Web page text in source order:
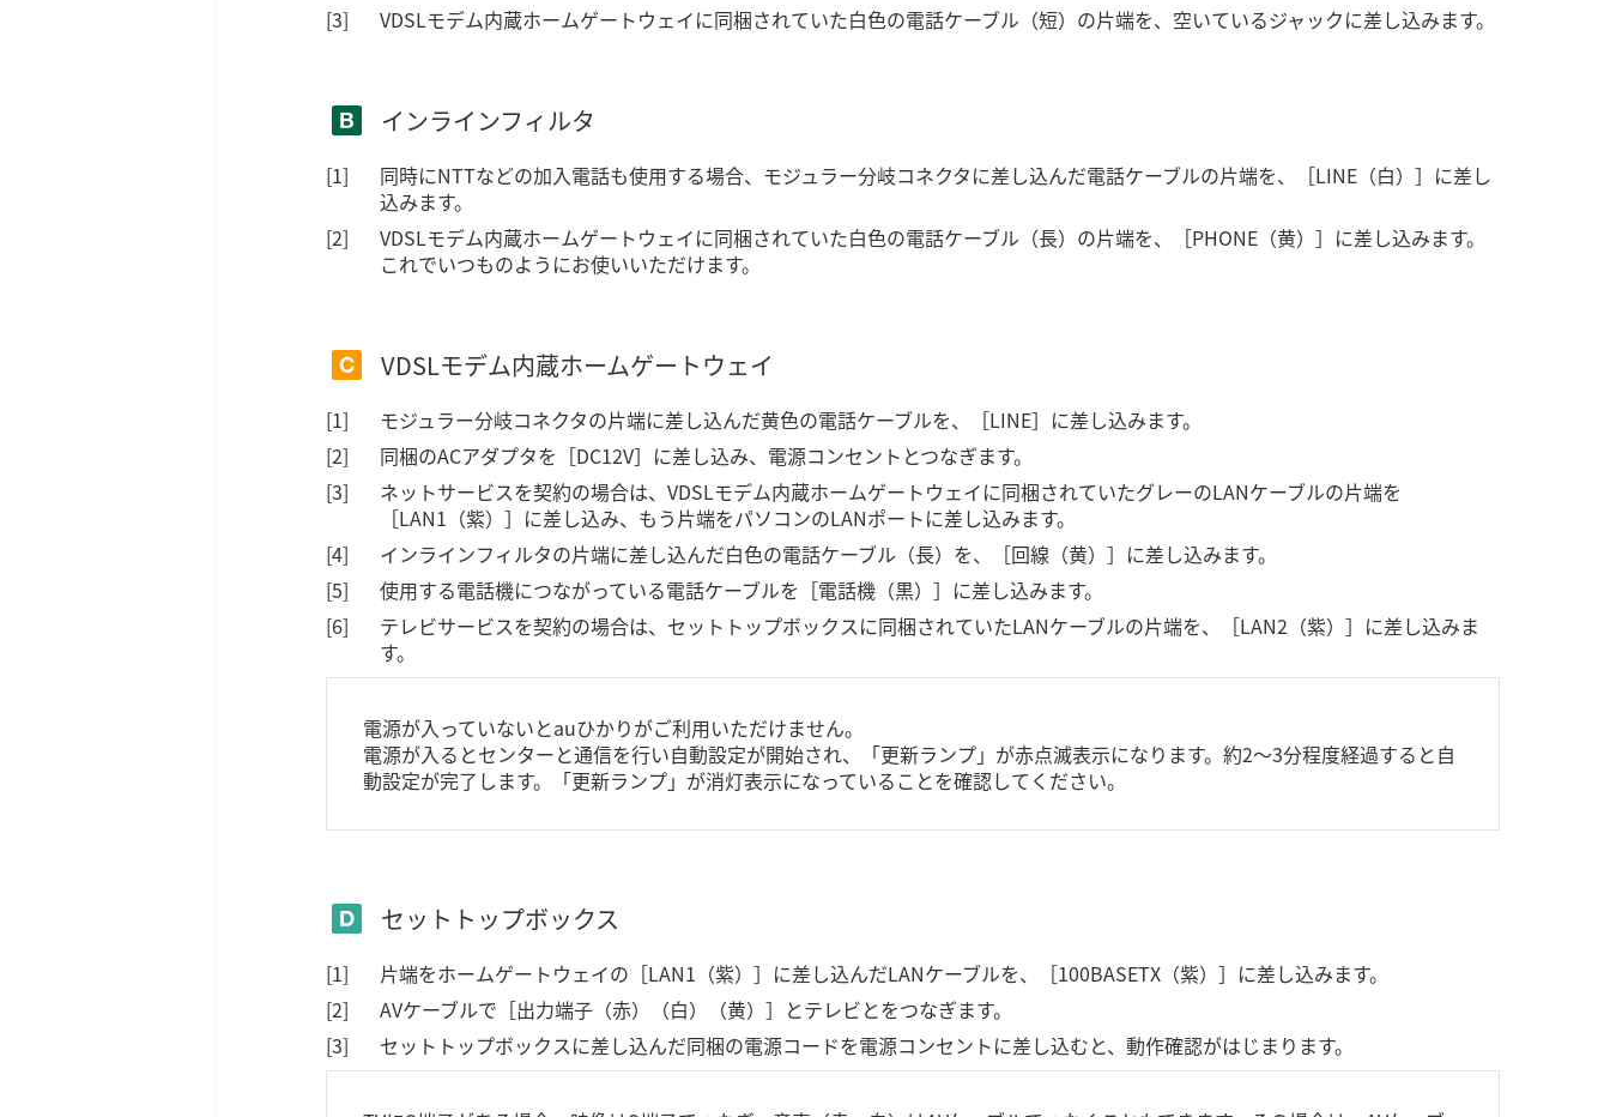
VDSLモデム内蔵ホームゲートウェイに同梱されていた白色の電話ケーブル（短）の片端を、空いているジャックに差し込みます。
インラインフィルタ
同時にNTTなどの加入電話も使用する場合、モジュラー分岐コネクタに差し込んだ電話ケーブルの片端を、［LINE（白）］に差し
込みます。
VDSLモデム内蔵ホームゲートウェイに同梱されていた白色の電話ケーブル（長）の片端を、［PHONE（黄）］に差し込みます。
これでいつものようにお使いいただけます。
VDSLモデム内蔵ホームゲートウェイ
モジュラー分岐コネクタの片端に差し込んだ黄色の電話ケーブルを、［LINE］に差し込みます。
同梱のACアダプタを［DC12V］に差し込み、電源コンセントとつなぎます。
ネットサービスを契約の場合は、VDSLモデム内蔵ホームゲートウェイに同梱されていたグレーのLANケーブルの片端を
［LAN1（紫）］に差し込み、もう片端をパソコンのLANポートに差し込みます。
インラインフィルタの片端に差し込んだ白色の電話ケーブル（長）を、［回線（黄）］に差し込みます。
使用する電話機につながっている電話ケーブルを［電話機（黒）］に差し込みます。
テレビサービスを契約の場合は、セットトップボックスに同梱されていたLANケーブルの片端を、［LAN2（紫）］に差し込みま
す。
電源が入っていないとauひかりがご利用いただけません。
電源が入るとセンターと通信を行い自動設定が開始され、「更新ランプ」が赤点滅表示になります。約2～3分程度経過すると自
動設定が完了します。「更新ランプ」が消灯表示になっていることを確認してください。
セットトップボックス
片端をホームゲートウェイの［LAN1（紫）］に差し込んだLANケーブルを、［100BASETX（紫）］に差し込みます。
AVケーブルで［出力端子（赤）（白）（黄）］とテレビとをつなぎます。
セットトップボックスに差し込んだ同梱の電源コードを電源コンセントに差し込むと、動作確認がはじまります。